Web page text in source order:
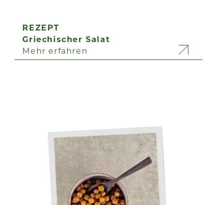
REZEPT
Griechischer Salat
Mehr erfahren